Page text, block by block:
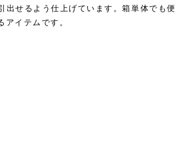
出せるよう仕上げています。箱単体でも便
アイテムです。